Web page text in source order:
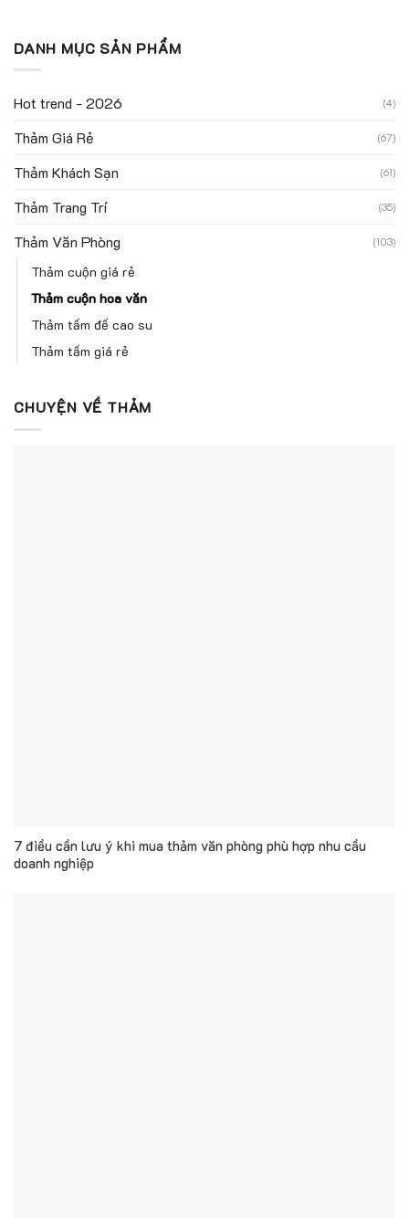
DANH MỤC SẢN PHẨM
Hot trend - 2026 (4)
Thảm Giá Rẻ (67)
Thảm Khách Sạn (61)
Thảm Trang Trí (35)
Thảm Văn Phòng (103)
Thảm cuộn giá rẻ
Thảm cuộn hoa văn
Thảm tấm đế cao su
Thảm tấm giá rẻ
CHUYỆN VỀ THẢM
7 điều cần lưu ý khi mua thảm văn phòng phù hợp nhu cầu
doanh nghiệp